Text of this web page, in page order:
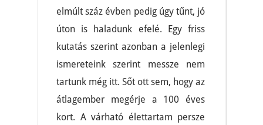
elmúlt száz évben pedig úgy tűnt, jó
úton is haladunk efelé. Egy friss
kutatás szerint azonban a jelenlegi
ismereteink szerint messze nem
tartunk még itt. Sőt ott sem, hogy az
átlagember megérje a 100 éves
kort. A várható élettartam persze